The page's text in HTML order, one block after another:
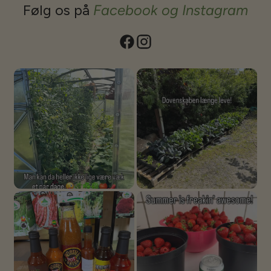
mere, de kan anvendes til mange formål da de leveres i 5, 6 og 7
meters bredde og med en højde på 3,5 meter. ECOSlider IS Modellerne
endevindue som standard. (kan i enkelte tilfælde leveres med 8 mm,
men det anbefales ikke at spare der). Som noget nyt kan ES og IS også
'orangeri' der kan holde til noget!Vi kan også for de store IS modeller
tilbyde opsætning. Vi kan få nogle af de gode folk fra fabrikken over og
stille dem op. Kontakt os gerne for et tilbud. Baltic og Strong er beregnet
til at blive punktstøbt. Benene er forlænget til dette formål, så det er ikke
nødvendigt at tilkøbe yderligere ECOsliders kommer med fuld
stålsokkel. Der medfølger beslag og jordspyd, disse bør støbes fast hvis
man vælger at bruge dem. Alternativt kan man blot støbe nogle punkter
- regn med et pr. 2 meter samt 2 i enderne (IS afviger). og bolte det fast
i. Vil man gøre lidt ekstra ud af det - dette gælder alle modeller - kan
man lave en decideret sokkel - støbt, fundablokke, træ etc og sætte
husene på. ECOSlider har efterhånden et rigtigt bredt program af andre
modeller også - vi kan levere det hele, bare spørg. Se det fulde program
på www.ecoslider.com/en eller deres brochure her Jeg har et rigtig godt
personligt forhold til folkene bag, og næsten alt kan lade sig gøre. Så har
du noget specielt du gerne vil have i forhold til dit ECOSlider, så skriv,
så finder vi ud af det. Vi har nogle modeller opstillet i Rimmerhus, som vi
gerne viser frem efter aftale. Bor du ikke lige i nærheden, kan jeg
anbefale at du spørger i vores facebookgruppe om ikke der er nogen der
vil vise deres frem. Vi må grundet GDPR reglerne ikke udlevere
Følg os på Facebook og Instagram